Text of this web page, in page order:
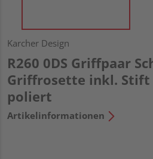
Karcher Design
R260 0DS Griffpaar
Griffrosette inkl.
poliert
Artikelinformationen